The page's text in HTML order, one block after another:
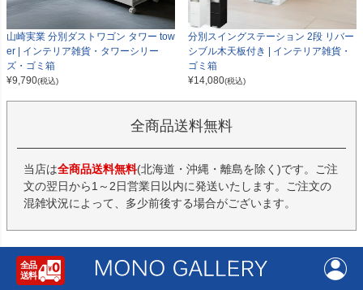
山崎実業 分別ダストワゴン タワー tow
er | インテリア雑貨・タワーシリー
ズ・ゴミ箱
¥9,790(税込)
分別スイングステーション 2段 リバー
シブル木天板付き | インテリア雑貨・
ゴミ箱
¥14,080(税込)
全商品送料無料
当店は全商品送料無料(北海道・沖縄・離島を除く)です。ご注
文の翌日から1～2日営業日以内に発送いたします。ご注文の
混雑状況によって、多少前後する場合がございます。
返品・交換について